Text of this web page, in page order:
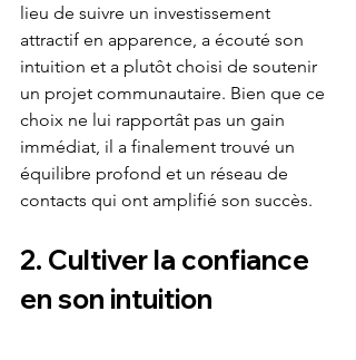
lieu de suivre un investissement
attractif en apparence, a écouté son
intuition et a plutôt choisi de soutenir
un projet communautaire. Bien que ce
choix ne lui rapportât pas un gain
immédiat, il a finalement trouvé un
équilibre profond et un réseau de
contacts qui ont amplifié son succès.
2. Cultiver la confiance
en son intuition